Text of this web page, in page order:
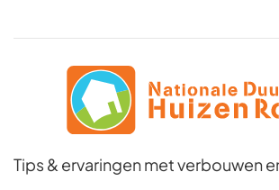
Tips & ervaringen met verbouwen